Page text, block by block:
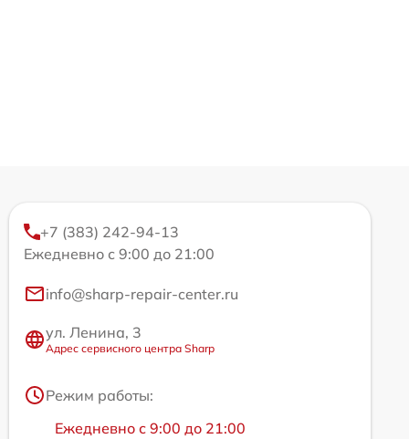
+7 (383) 242-94-13
Ежедневно с 9:00 до 21:00
info@sharp-repair-center.ru
ул. Ленина, 3
Адрес сервисного центра Sharp
Режим работы:
Ежедневно с 9:00 до 21:00